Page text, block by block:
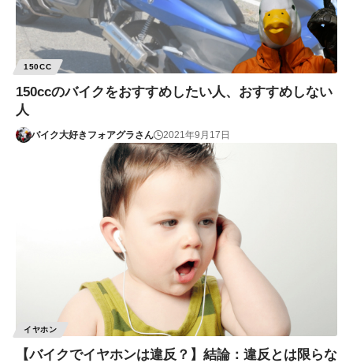
150CC
150ccのバイクをおすすめしたい人、おすすめしない
人
バイク大好きフォアグラさん 2021年9月17日
イヤホン
【バイクでイヤホンは違反？】結論：違反とは限らな